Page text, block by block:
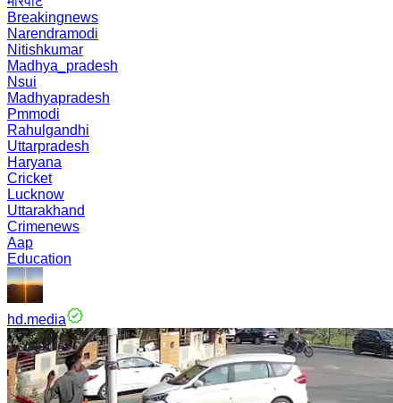
Breakingnews
Narendramodi
Nitishkumar
Madhya_pradesh
Nsui
Madhyapradesh
Pmmodi
Rahulgandhi
Uttarpradesh
Haryana
Cricket
Lucknow
Uttarakhand
Crimenews
Aap
Education
hd.media